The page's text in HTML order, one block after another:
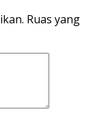
Ruas yang